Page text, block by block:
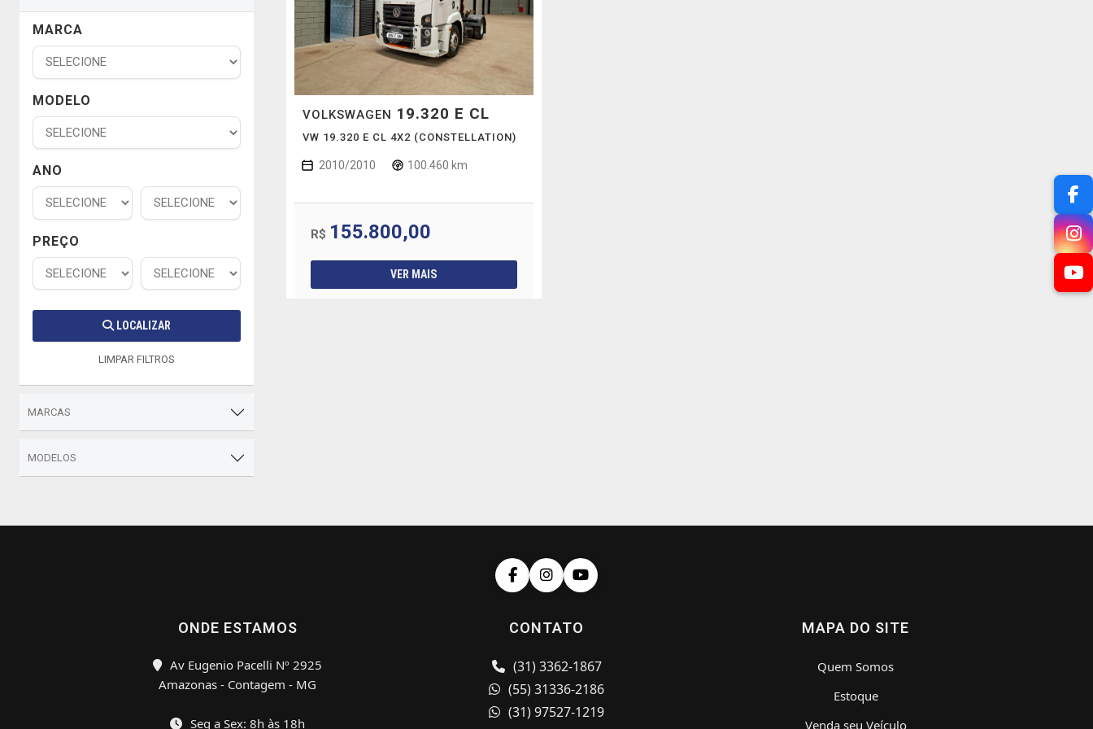
MARCA
MODELO
ANO
PREÇO
LOCALIZAR
LIMPAR FILTROS
MARCAS
MODELOS
VOLKSWAGEN 19.320 E CL
VW 19.320 E CL 4X2 (CONSTELLATION)
2010/2010 100.460 km
R$ 155.800,00
VER MAIS
ONDE ESTAMOS
Av Eugenio Pacelli Nº 2925
Amazonas - Contagem - MG
Seg a Sex: 8h às 18h
CONTATO
(31) 3362-1867
(55) 31336-2186
(31) 97527-1219
MAPA DO SITE
Quem Somos
Estoque
Venda seu Veículo